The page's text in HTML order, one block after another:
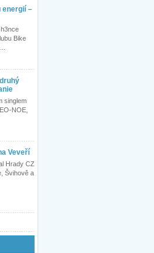
energií –
Bike
singlem
NOE,
Veveří
Hrady CZ
Švihově a